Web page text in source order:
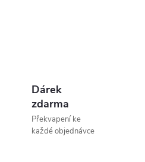
Dárek
zdarma
Překvapení ke
každé objednávce